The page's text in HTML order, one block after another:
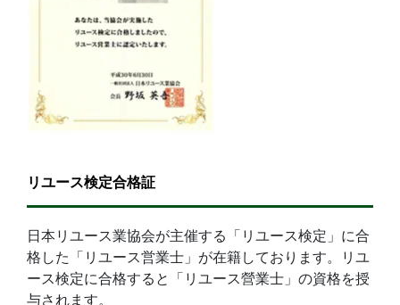
リユース検定合格証
日本リユース業協会が主催する「リユース検定」に合
格した「リユース営業士」が在籍しております。リユ
ース検定に合格すると「リユース營業士」の資格を授
与されます。